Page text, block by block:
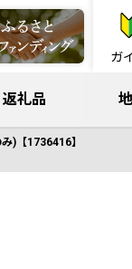
ガ
返礼品
)【1736416】